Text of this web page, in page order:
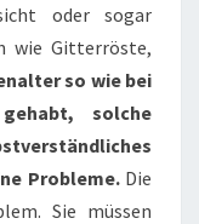
oder sogar
wie Gitterröste,
so wie bei
solche
Probleme.Die
Sie müssen